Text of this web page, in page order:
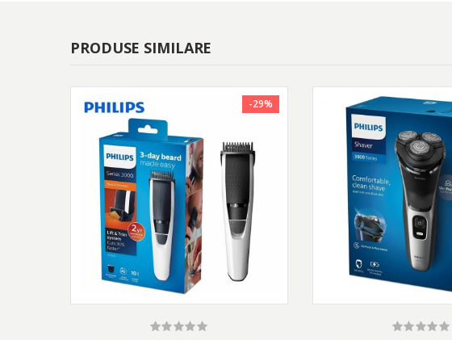
PRODUSE SIMILARE
-29%